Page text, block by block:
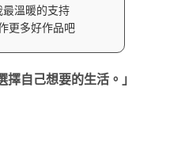
溫暖的支持
更多好作品吧
擇自己想要的生活。」